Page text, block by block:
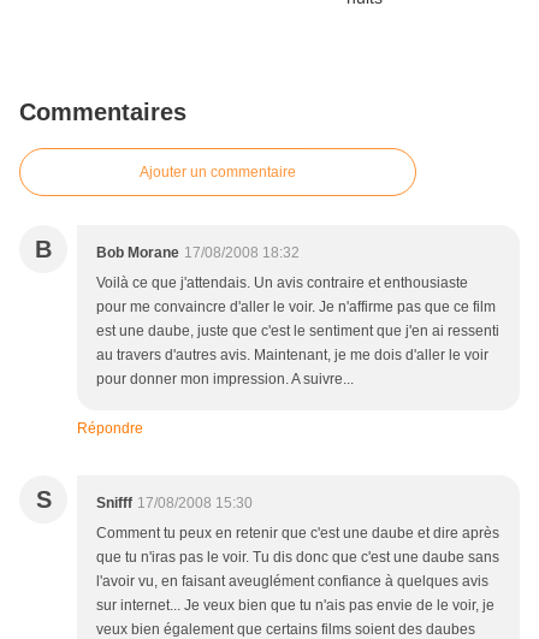
Commentaires
Ajouter un commentaire
B Bob Morane 17/08/2008 18:32
Voilà ce que j'attendais. Un avis contraire et enthousiaste
pour me convaincre d'aller le voir. Je n'affirme pas que ce film
est une daube, juste que c'est le sentiment que j'en ai ressenti
au travers d'autres avis. Maintenant, je me dois d'aller le voir
pour donner mon impression. A suivre...
Répondre
S Snifff 17/08/2008 15:30
Comment tu peux en retenir que c'est une daube et dire après
que tu n'iras pas le voir. Tu dis donc que c'est une daube sans
l'avoir vu, en faisant aveuglément confiance à quelques avis
sur internet... Je veux bien que tu n'ais pas envie de le voir, je
veux bien également que certains films soient des daubes